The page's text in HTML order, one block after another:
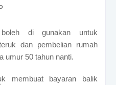
di gunakan untuk
dan pembelian rumah
umur 50 tahun nanti.
membuat bayaran balik